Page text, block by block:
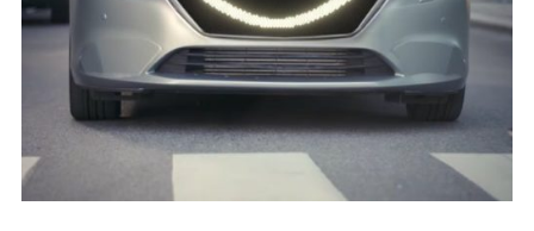
Deco
Διατροφή-Συνταγές
Συνταγές